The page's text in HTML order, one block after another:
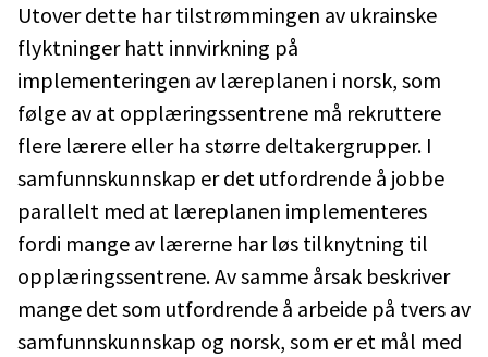
Utover dette har tilstrømmingen av ukrainske
flyktninger hatt innvirkning på
implementeringen av læreplanen i norsk, som
følge av at opplæringssentrene må rekruttere
flere lærere eller ha større deltakergrupper. I
samfunnskunnskap er det utfordrende å jobbe
parallelt med at læreplanen implementeres
fordi mange av lærerne har løs tilknytning til
opplæringssentrene. Av samme årsak beskriver
mange det som utfordrende å arbeide på tvers av
samfunnskunnskap og norsk, som er et mål med